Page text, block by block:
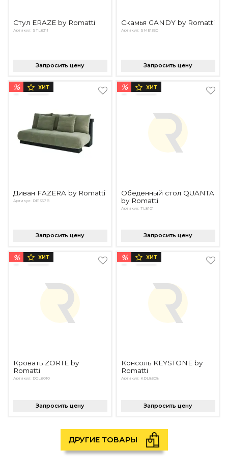
Стул ERAZE by Romatti
Артикул: STL8311
Запросить цену
Скамья GANDY by Romatti
Артикул: SME1350
Запросить цену
% ХИТ
Диван FAZERA by Romatti
Артикул: DE1357B
Запросить цену
% ХИТ
Обеденный стол QUANTA
by Romatti
Артикул: TL8101
Запросить цену
% ХИТ
Кровать ZORTE by
Romatti
Артикул: DGL8010
Запросить цену
% ХИТ
Консоль KEYSTONE by
Romatti
Артикул: KDL8308
Запросить цену
ДРУГИЕ ТОВАРЫ